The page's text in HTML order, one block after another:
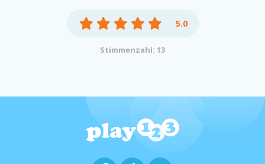
5.0
Stimmenzahl: 13